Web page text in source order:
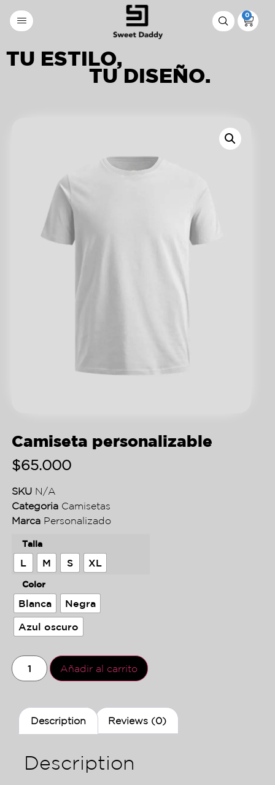
0
TU ESTILO,
TU DISEÑO.
Camiseta personalizable
$65.000
SKU N/A
Categoria Camisetas
Marca Personalizado
Talla
L M S XL
Color
Blanca Negra
Azul oscuro
Añadir al carrito
Description Reviews (0)
Description